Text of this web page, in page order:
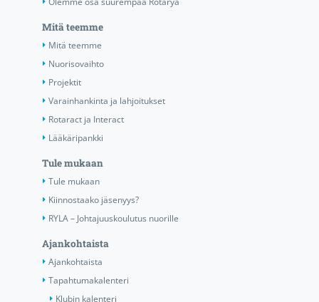
Mitä teemme
Mitä teemme
Nuorisovaihto
Projektit
Varainhankinta ja lahjoitukset
Rotaract ja Interact
Lääkäripankki
Tule mukaan
Tule mukaan
Kiinnostaako jäsenyys?
RYLA – Johtajuuskoulutus nuorille
Ajankohtaista
Ajankohtaista
Tapahtumakalenteri
Klubin kalenteri